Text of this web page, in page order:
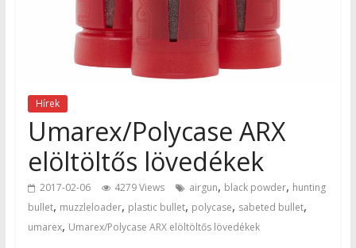
Hírek
Umarex/Polycase ARX
elöltöltős lövedékek
2017-02-06 4279 Views airgun, black powder, hunting
bullet, muzzleloader, plastic bullet, polycase, sabeted bullet,
umarex, Umarex/Polycase ARX elöltöltős lövedékek